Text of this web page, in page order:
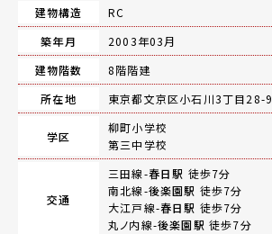
建物構造
RC
築年月
2003年03月
建物階数
8階階建
所在地
東京都文京区小石川3丁目28-9
学区
柳町小学校
第三中学校
交通
三田線-春日駅 徒歩7分
南北線-後楽園駅 徒歩7分
大江戸線-春日駅 徒歩7分
丸ノ内線-後楽園駅 徒歩7分